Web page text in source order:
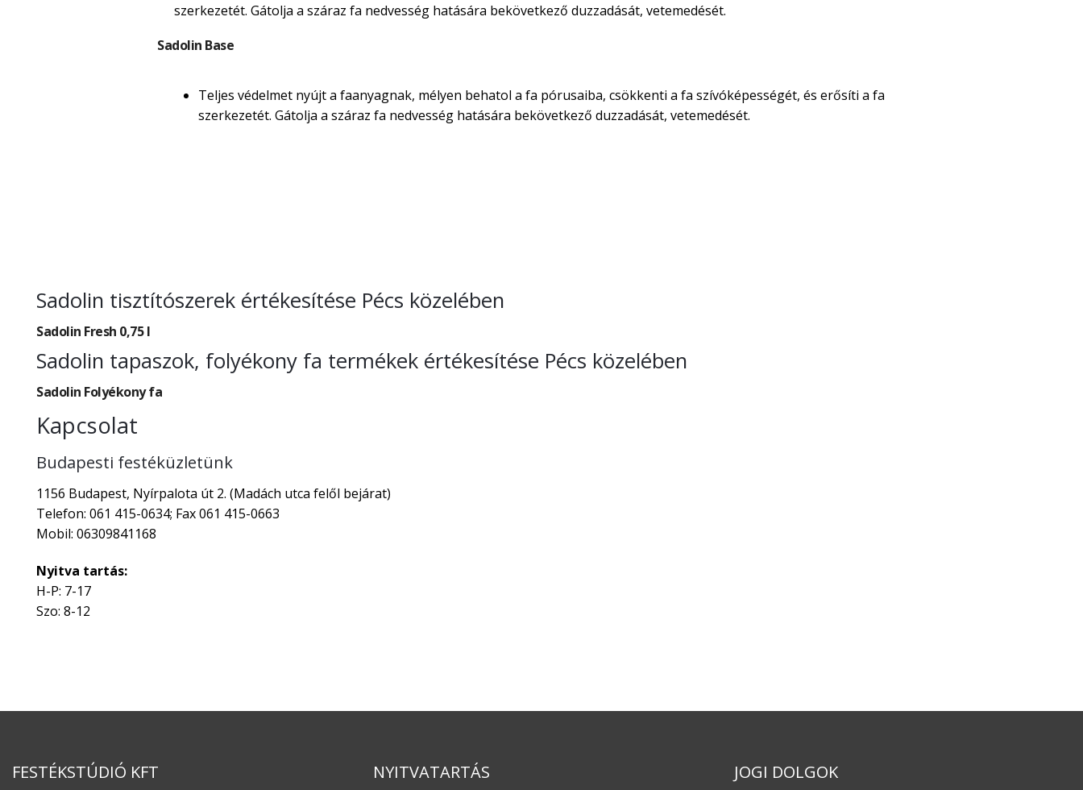
szerkezetét. Gátolja a száraz fa nedvesség hatására bekövetkező duzzadását, vetemedését.
Sadolin Base
Teljes védelmet nyújt a faanyagnak, mélyen behatol a fa pórusaiba, csökkenti a fa szívóképességét, és erősíti a fa
szerkezetét. Gátolja a száraz fa nedvesség hatására bekövetkező duzzadását, vetemedését.
Sadolin tisztítószerek értékesítése Pécs közelében
Sadolin Fresh 0,75 l
Sadolin tapaszok, folyékony fa termékek értékesítése Pécs közelében
Sadolin Folyékony fa
Kapcsolat
Budapesti festéküzletünk
1156 Budapest, Nyírpalota út 2. (Madách utca felől bejárat)
Telefon: 061 415-0634; Fax 061 415-0663
Mobil: 06309841168
Nyitva tartás:
H-P: 7-17
Szo: 8-12
FESTÉKSTÚDIÓ KFT NYITVATARTÁS JOGI DOLGOK